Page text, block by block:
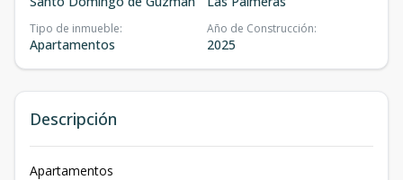
Tipo de inmueble:
Apartamentos
Año de Construcción:
2025
Descripción
Apartamentos